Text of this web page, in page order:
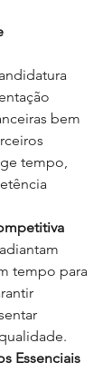
bem
tempo,
tempo para
Essenciais